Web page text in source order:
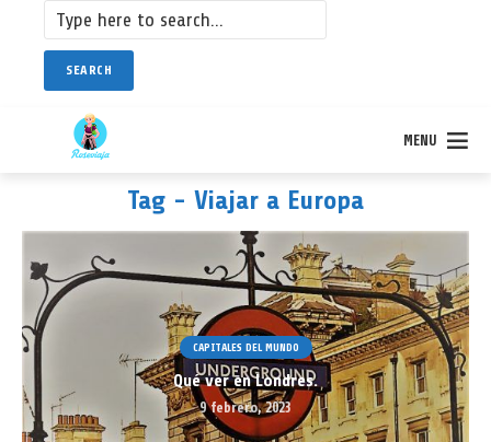
SEARCH
MENU
Tag - Viajar a Europa
CAPITALES DEL MUNDO
Qué ver en Londres.
9 febrero, 2023